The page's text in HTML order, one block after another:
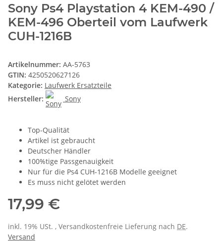
Sony Ps4 Playstation 4 KEM-490 /
KEM-496 Oberteil vom Laufwerk
CUH-1216B
Artikelnummer: AA-5763
GTIN: 4250520627126
Kategorie: Laufwerk Ersatzteile
Hersteller:
Sony
Top-Qualität
Artikel ist gebraucht
Deutscher Händler
100%tige Passgenauigkeit
Nur für die Ps4 CUH-1216B Modelle geeignet
Es muss nicht gelötet werden
17,99 €
inkl. 19% USt. , Versandkostenfreie Lieferung nach DE.
Versand